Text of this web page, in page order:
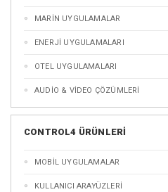
MARİN UYGULAMALAR
ENERJİ UYGULAMALARI
OTEL UYGULAMALARI
AUDİO & VİDEO ÇÖZÜMLERİ
CONTROL4 ÜRÜNLERİ
MOBİL UYGULAMALAR
KULLANICI ARAYÜZLERİ